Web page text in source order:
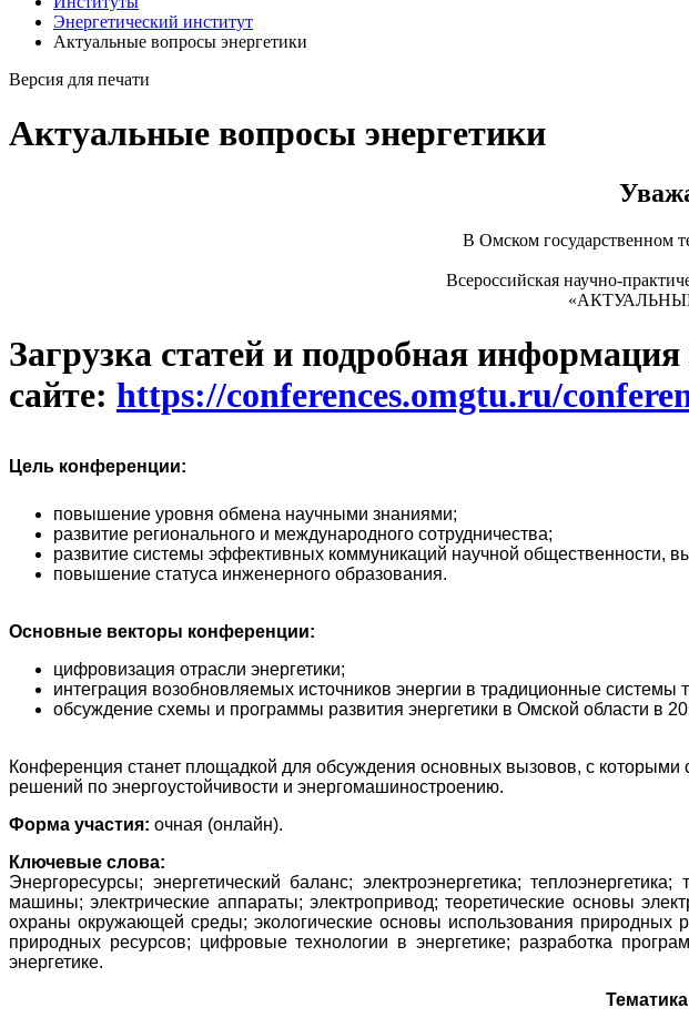
Энергетический институт
Актуальные вопросы энергетики
Версия для печати
Актуальные вопросы энергетики
В Омском государственном
Всероссийская научно-
Загрузка статей и подробная информация
сайте: https://conferences.omgtu.ru/
Цель конференции:
повышение уровня обмена научными знаниями;
развитие регионального и международного сотрудничества;
развитие системы эффективных коммуникаций научной общественности,
повышение статуса инженерного образования.
Основные векторы конференции:
цифровизация отрасли энергетики;
интеграция возобновляемых источников энергии в традиционные системы
обсуждение схемы и программы развития энергетики в Омской области в
Конференция станет площадкой для обсуждения основных вызовов, с которыми
решений по энергоустойчивости и энергомашиностроению.
Форма участия: очная (онлайн).
Ключевые слова:
Энергоресурсы; энергетический баланс; электроэнергетика;
машины; электрические аппараты; электропривод; теоретические основы
охраны окружающей среды; экологические основы использования природных
природных ресурсов; цифровые технологии в энергетике; разработка
энергетике.